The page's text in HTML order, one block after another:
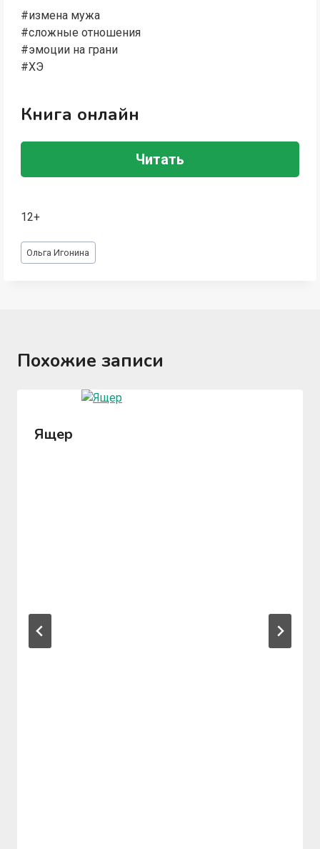
#измена мужа
#сложные отношения
#эмоции на грани
#ХЭ
Книга онлайн
Читать
12+
Метки
записи:
Ольга Игонина
Похожие записи
Ящер